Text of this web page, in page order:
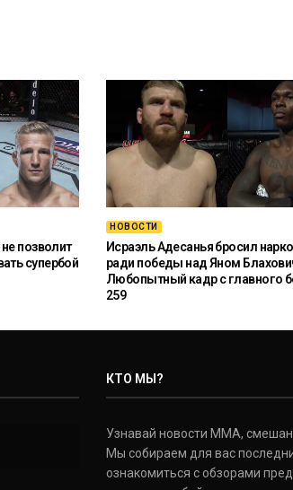
позволит
супербой
НОВОСТИ
Исраэль Адесанья бросил
ради победы над Яном
Любопытный кадр с главного
259
КТО МЫ?
Узнавай новости ММА,
Мы собираем для вас
ознакомиться с обзорами